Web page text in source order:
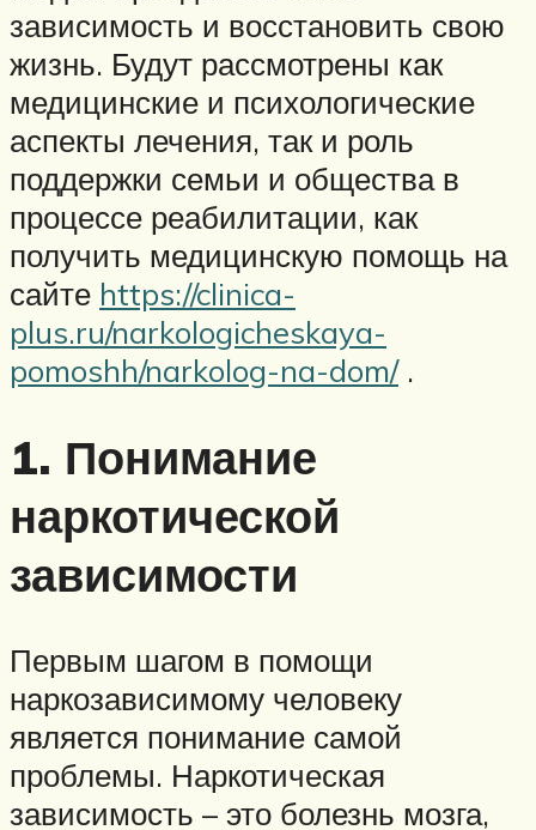
зависимость и восстановить свою
жизнь. Будут рассмотрены как
медицинские и психологические
аспекты лечения, так и роль
поддержки семьи и общества в
процессе реабилитации, как
получить медицинскую помощь на
сайте https://clinica-
plus.ru/narkologicheskaya-
pomoshh/narkolog-na-dom/.
1. Понимание
наркотической
зависимости
Первым шагом в помощи
наркозависимому человеку
является понимание самой
проблемы. Наркотическая
зависимость – это болезнь мозга,